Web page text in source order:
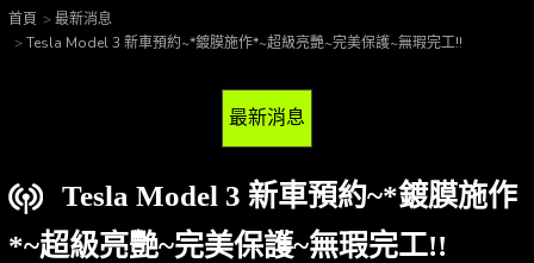
首頁
最新消息
Tesla Model 3 新車預約~*鍍膜施作*~超級亮艷~完美保護~無瑕完工!!
最新消息
Tesla Model 3 新車預約~*鍍膜施作
*~超級亮艷~完美保護~無瑕完工!!